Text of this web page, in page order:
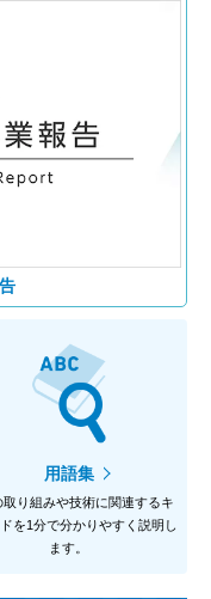
用語集
取り組みや技術に関連するキ
を1分で分かりやすく説明し
ます。